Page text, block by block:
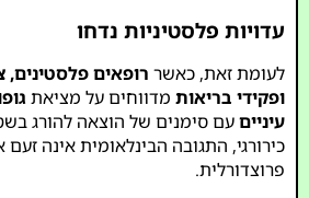
עדויות פלסטיניות נדחו
לעומת זאת, כאשר רופאים פלסטינים,
ופקידי בריאות מדווחים על מציאת
עינייםעם סימנים של הוצאה להורג
כירורגי, התגובה הבינלאומית אינה
פרוצדורלית.